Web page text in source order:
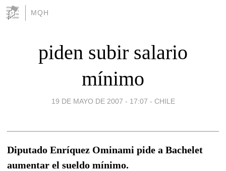
MQH
piden subir salario
mínimo
19 DE MAYO DE 2007 - 17:07 - CHILE
Diputado Enríquez Ominami pide a Bachelet
aumentar el sueldo mínimo.